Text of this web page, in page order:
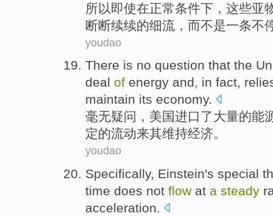
所以即使在正常条件下 ， 这些亚
断断续续的细流 ， 而不是一条不
youdao
There is no question that the
deal of energy and, in fact,
maintain its economy.
毫无疑问 ， 美国进口了大量的能
定的流动来其维持经济。
youdao
Specifically, Einstein's special
time does not flow at a steady
acceleration.